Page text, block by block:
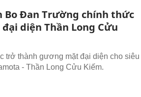
Bo Đan Trường chính thức
diện Thần Long Cửu
trở thành gương mặt đại diện cho siêu
- Thần Long Cửu Kiếm.